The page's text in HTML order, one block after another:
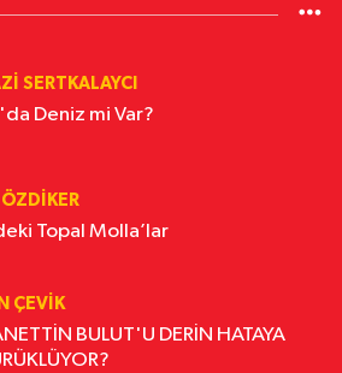
SERTKALAYCI
Deniz mi Var?
Topal Molla’lar
ÇEVIK
BULUT'U DERİN HATAYA